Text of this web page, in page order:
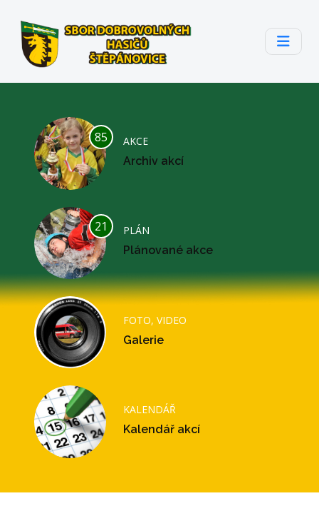
85
AKCE
Archiv akcí
21
PLÁN
Plánované akce
FOTO, VIDEO
Galerie
KALENDÁŘ
Kalendář akcí